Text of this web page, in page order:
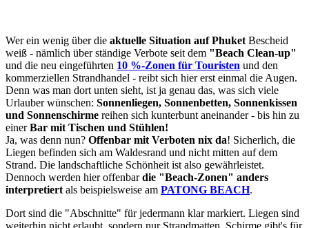
Wer ein wenig über die aktuelle Situation auf Phuket Bescheid
weiß - nämlich über ständige Verbote seit dem "Beach Clean-up"
und die neu eingeführten 10 %-Zonen für Touristen und den
kommerziellen Strandhandel - reibt sich hier erst einmal die Augen.
Denn was man dort unten sieht, ist ja genau das, was sich viele
Urlauber wünschen: Sonnenliegen, Sonnenbetten, Sonnenkissen
und Sonnenschirme reihen sich kunterbunt aneinander - bis hin zu
einerBar mit Tischen und Stühlen!
Ja, was denn nun? Offenbar mit Verboten nix da! Sicherlich, die
Liegen befinden sich am Waldesrand und nicht mitten auf dem
Strand. Die landschaftliche Schönheit ist also gewährleistet.
Dennoch werden hier offenbardie "Beach-Zonen" anders
interpretiert als beispielsweise am PATONG BEACH.
Dort sind die "Abschnitte" für jedermann klar markiert. Liegen sind
weiterhin nicht erlaubt, sondern nur Strandmatten. Schirme gibt's für